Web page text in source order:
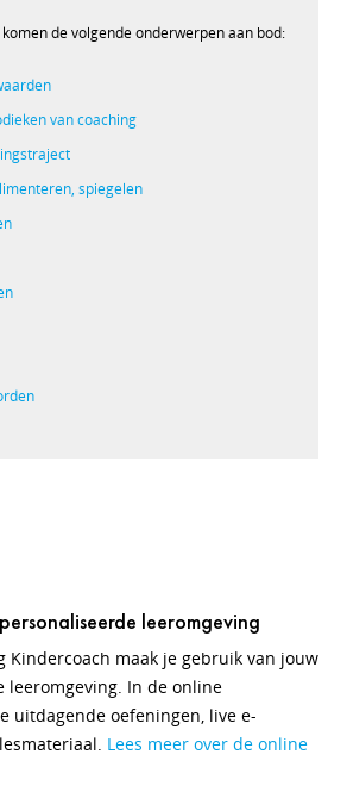
de volgende onderwerpen aan bod:
van coaching
spiegelen
leeromgeving
Kindercoach maak je gebruik van jouw
leeromgeving. In de online
uitdagende oefeningen, live e-
Lees meer over de online